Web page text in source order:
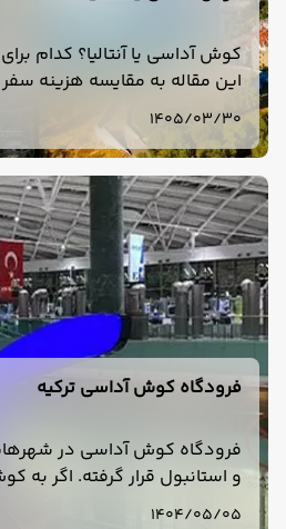
کوش آداسی یا آنتالیا؟ کدام
این مقاله به مقایسه هزینه سفر
آداسی، آب و هوا، هتل ها و
1405/03/30
فرودگاه کوش آداسی ترکیه
فرودگاه کوش آداسی در
و استانبول قرار گرفته. اگر
کنید، با نزدیکترین فرودگاه
1404/05/05